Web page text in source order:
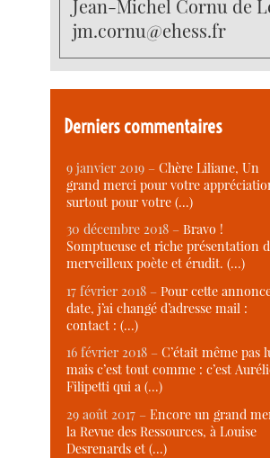
Jean-Michel Cornu de
jm.cornu@ehess.fr
Derniers commentaires
9 janvier 2019 –Chère Liliane, Un
grand merci pour votre
surtout pour votre (…)
30 décembre 2018 –Bravo !
Somptueuse et riche présentation
merveilleux poète et érudit. (…)
17 février 2018 –Pour cette
date, j’ai changé d’adresse mail :
contact : (…)
16 février 2018 –C’était même pas
mais c’est tout comme : c’est
Filipetti qui a (…)
29 août 2017 –Encore un grand
la Revue des Ressources, à Louise
Desrenards et (…)